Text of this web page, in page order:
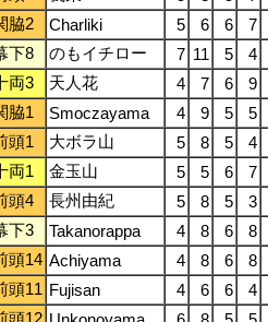
脇2 Charliki 5 6 6 7
下8 のもイチロー 7 11 5 4
両3 天人花 4 7 6 9
脇1 Smoczayama 4 9 5 5
頭1 大ボラ山 5 8 5 4
両1 金玉山 5 5 6 7
頭4 長州由紀 5 8 5 3
下3 Takanorappa 4 8 6 8
頭14 Achiyama 4 8 6 8
頭11 Fujisan 4 6 6 4
頭12